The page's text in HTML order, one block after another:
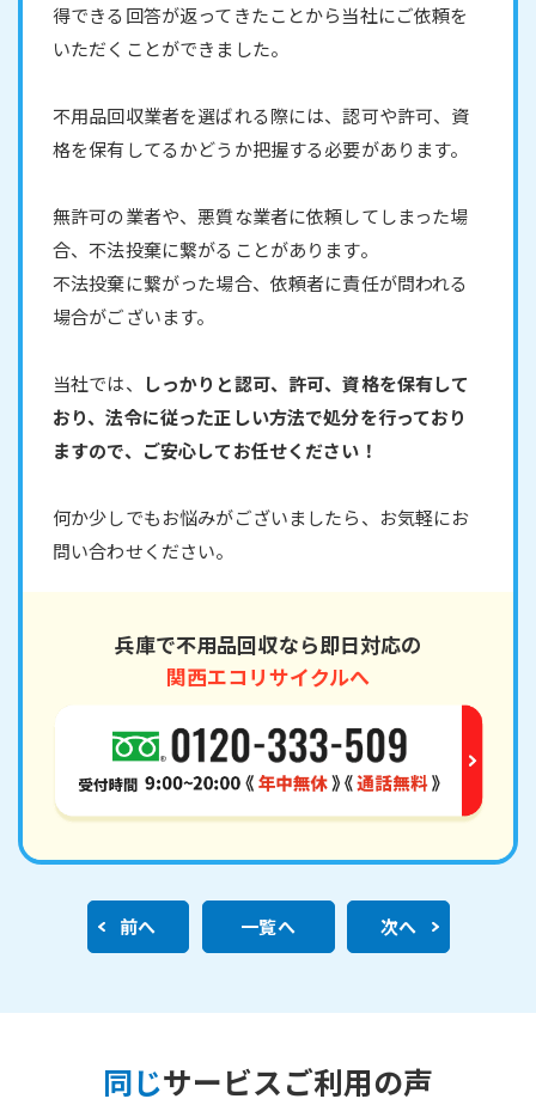
得できる回答が返ってきたことから当社にご依頼を
いただくことができました。
不用品回収業者を選ばれる際には、認可や許可、資
格を保有してるかどうか把握する必要があります。
無許可の業者や、悪質な業者に依頼してしまった場
合、不法投棄に繋がることがあります。
不法投棄に繋がった場合、依頼者に責任が問われる
場合がございます。
当社では、
しっかりと認可、許可、資格を保有して
おり、法令に従った正しい方法で処分を行っており
ますので、ご安心してお任せください！
何か少しでもお悩みがございましたら、お気軽にお
問い合わせください。
兵庫で不用品回収なら即日対応の
関西エコリサイクルへ
前へ 一覧へ 次へ
同じサービスご利用の声